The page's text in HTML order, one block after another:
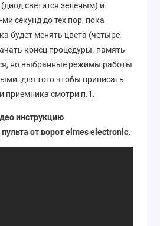
светится зеленым) и
секунд до тех пор, пока
будет менять цвета (четыре
конец процедуры. память
но выбранные режимы работы
для того чтобы приписать
приемника смотри п.1.
инструкцию
от ворот elmes electronic.